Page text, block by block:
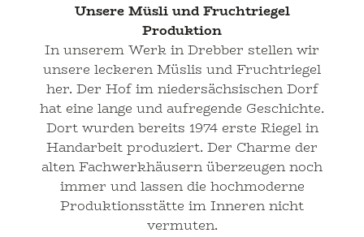
Unsere Müsli und Fruchtriegel
Produktion
In unserem Werk in Drebber stellen wir
unsere leckeren Müslis und Fruchtriegel
her. Der Hof im niedersächsischen Dorf
hat eine lange und aufregende Geschichte.
Dort wurden bereits 1974 erste Riegel in
Handarbeit produziert. Der Charme der
alten Fachwerkhäusern überzeugen noch
immer und lassen die hochmoderne
Produktionsstätte im Inneren nicht
vermuten.